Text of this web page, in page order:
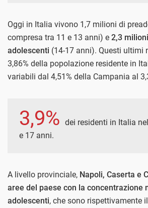
Oggi in Italia vivono 1,7 milioni di
compresa tra 11 e 13 anni) e 2,3
adolescenti (14-17 anni). Questi ultimi
3,86% della popolazione residente in
variabili dal 4,51% della Campania al
3,9% dei residenti in Italia
e 17 anni.
A livello provinciale, Napoli, Caserta e
aree del paese con la concentrazione
adolescenti, che sono rispettivamente